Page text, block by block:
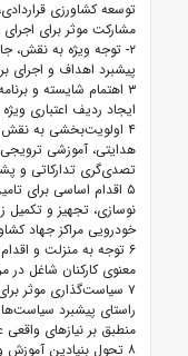
توسعه کشاورزی
مشارکت موثر برای
۲- توجه ویژه به نقش،
پیشبرد اهداف و اجرای
۳ اهتمام شایسته و
ایجاد ردیف اعتباری
۴ اولویت‌بخشی به
هدایتی، آموزشی
تصدی‌گری تدارکاتی و
۵ اقدام اساسی برای
نوسازی، تجهیز و
خودرویی مراکز جهاد
۶ توجه به منزلت و
معنوی کارکنان شاغل در
۷ سیاست‌گذاری موثر
راستای پیشبرد
منطبق بر نیازهای
۸ تحول بنیادین آموزش